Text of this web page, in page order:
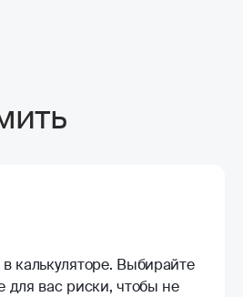
калькуляторе. Выбирайте
для вас риски, чтобы не